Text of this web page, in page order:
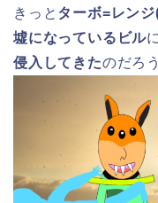
きっと ターボ=レン
墟になっているビルに
侵入してきたのだろ